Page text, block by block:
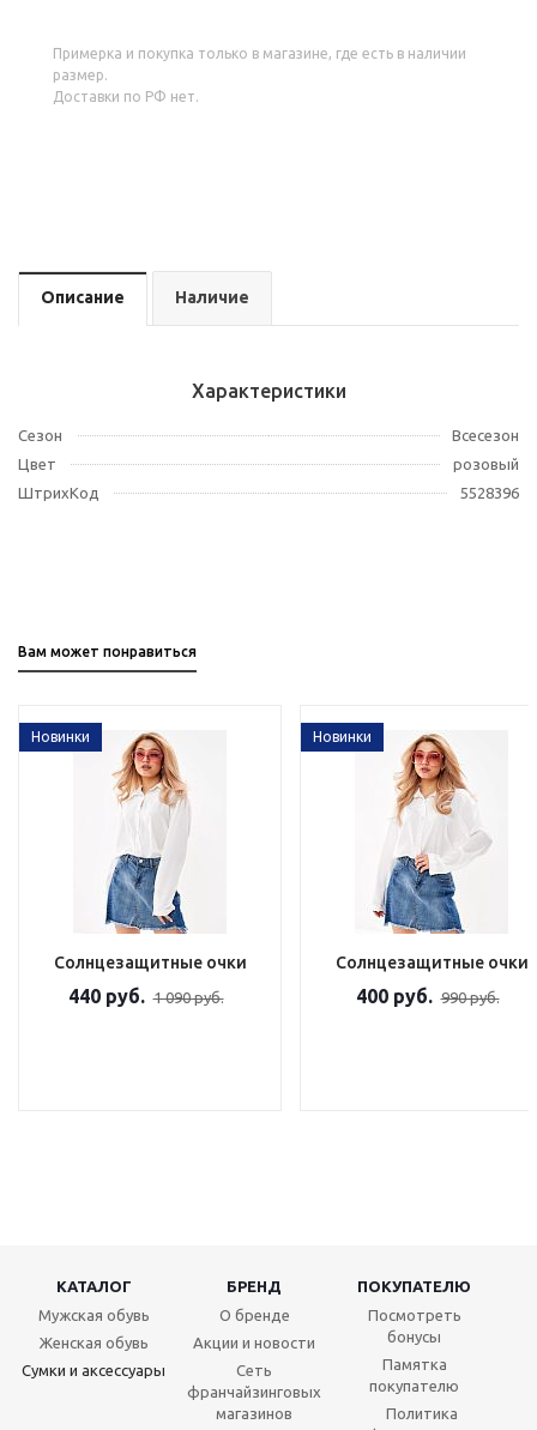
Примерка и покупка только в магазине, где есть в наличии
размер.
Доставки по РФ нет.
Описание Наличие
Характеристики
Сезон
Всесезон
Цвет
розовый
ШтрихКод
5528396
Вам может понравиться
Новинки
Солнцезащитные очки
440 руб. 1 090 руб.
Новинки
Солнцезащитные очки
400 руб. 990 руб.
КАТАЛОГ БРЕНД
ПОКУПАТЕЛЮ
Мужская обувь
Женская обувь
Сумки и аксессуары
О бренде
Акции и новости
Сеть
франчайзинговых
магазинов
Посмотреть
бонусы
Памятка
покупателю
Политика